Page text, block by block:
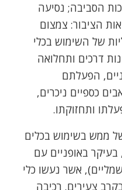
הסביבה; נסיעה
הציבור: צמצום
של השימוש בכלי
דרכים ותחלואה
הפעלתם
כספיים ניכרים,
ותחזוקתו.
ממש בשימוש בכלים
באופניים עם
אשר נעשו כלי
צעירים. רכיבה